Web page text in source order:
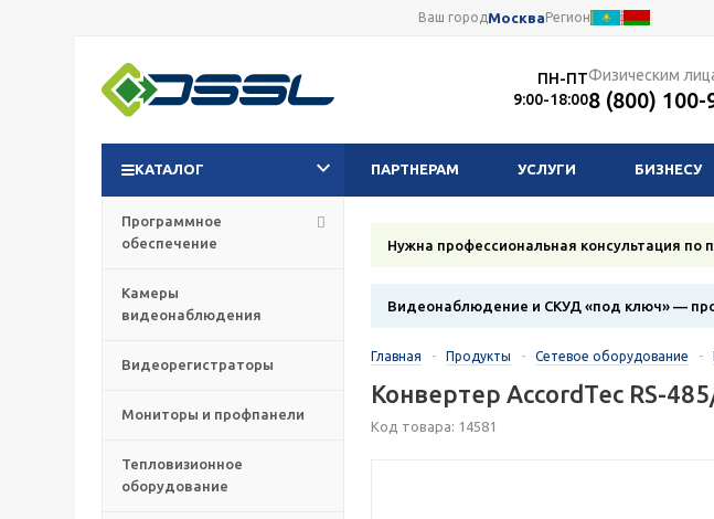
Ваш городМоскваРегион
ПН-ПТ
9:00-18:00
Физическим
8 (800) 100-
КАТАЛОГ ПАРТНЕРАМ УСЛУГИ БИЗНЕСУ
Программное
обеспечение
Камеры
видеонаблюдения
Видеорегистраторы
Мониторы и профпанели
Тепловизионное
оборудование
Нужна профессиональная консультация по
Видеонаблюдение и СКУД «под ключ» —
Главная - Продукты - Сетевое оборудование -
Конвертер AccordTec RS-
Код товара: 14581